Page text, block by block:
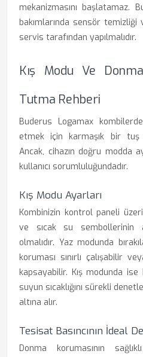
mekanizmasını başlatamaz.
bakımlarında sensör
servis tarafından yapılmalıdır.
Kış Modu Ve
Tutma Rehberi
Buderus Logamax
etmek için karmaşık bir tuş
Ancak, cihazın doğru modda
kullanıcı sorumluluğundadır.
Kış Modu Ayarları
Kombinizin kontrol paneli
ve sıcak su
olmalıdır. Yaz modunda
koruması sınırlı çalışabilir
kapsayabilir. Kış modunda
suyun sıcaklığını sürekli
altına alır.
Tesisat Basıncının İdeal
Donma korumasının